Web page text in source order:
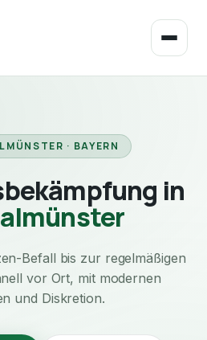
· BAYERN
in
Befall bis zur regelmäßigen
vor Ort, mit modernen
und Diskretion.